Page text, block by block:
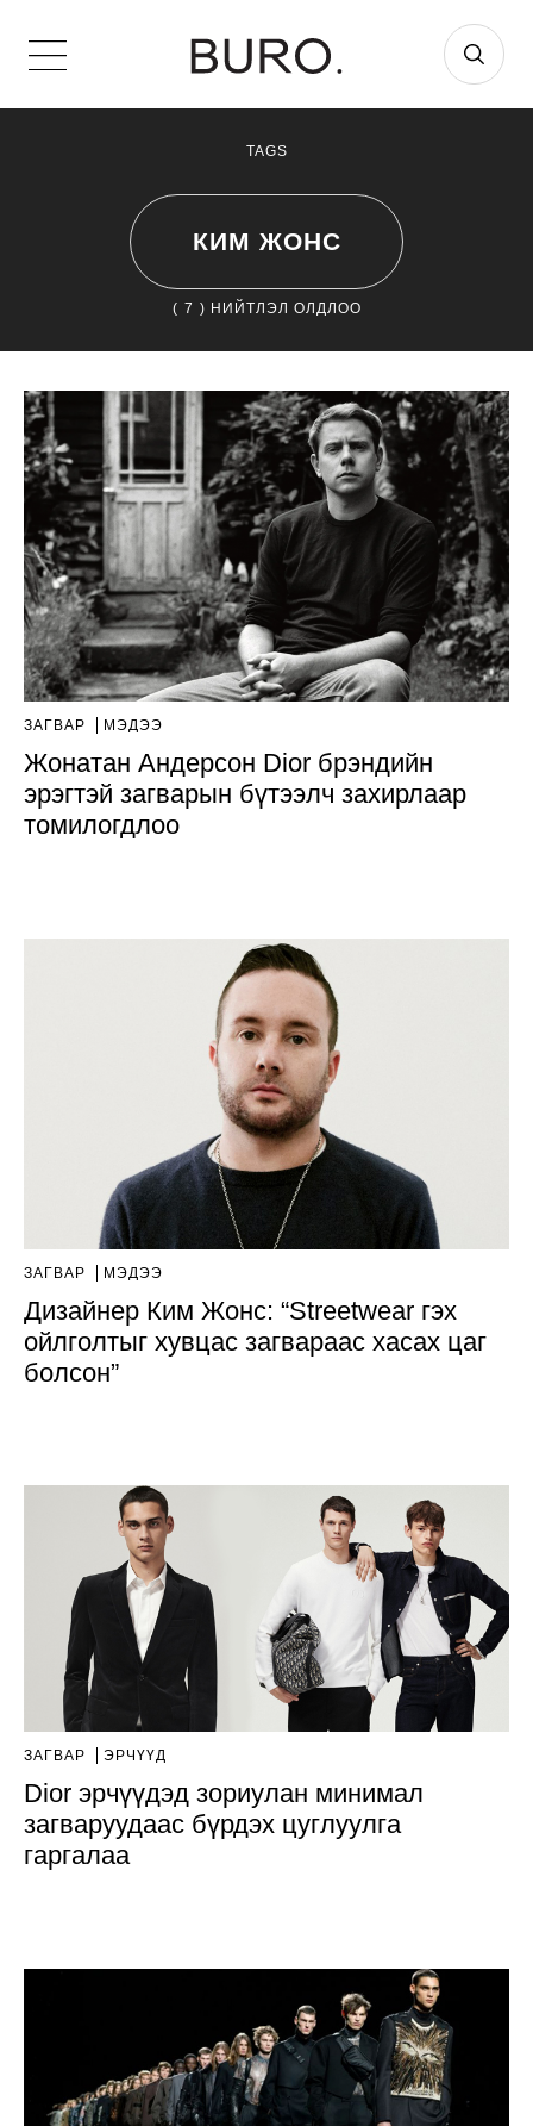
TAGS
КИМ ЖОНС
( 7 ) НИЙТЛЭЛ ОЛДЛОО
ЗАГВАР МЭДЭЭ
Жонатан Андерсон Dior брэндийн
эрэгтэй загварын бүтээлч захирлаар
томилогдлоо
ЗАГВАР МЭДЭЭ
Дизайнер Ким Жонс: “Streetwear гэх
ойлголтыг хувцас загвараас хасах цаг
болсон”
ЗАГВАР ЭРЧҮҮД
Dior эрчүүдэд зориулан минимал
загваруудаас бүрдэх цуглуулга
гаргалаа